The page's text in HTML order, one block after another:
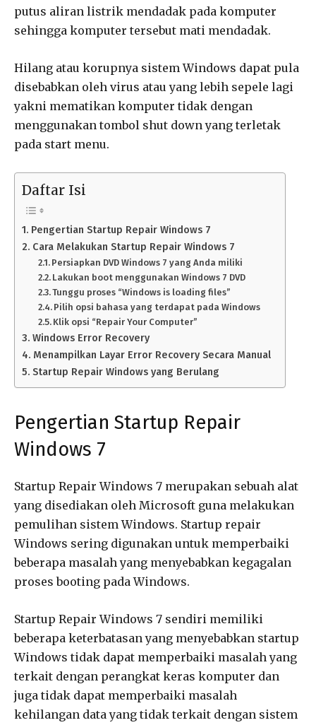
putus aliran listrik mendadak pada komputer
sehingga komputer tersebut mati mendadak.
Hilang atau korupnya sistem Windows dapat pula
disebabkan oleh virus atau yang lebih sepele lagi
yakni mematikan komputer tidak dengan
menggunakan tombol shut down yang terletak
pada start menu.
Daftar Isi
Pengertian Startup Repair Windows 7
Cara Melakukan Startup Repair Windows 7
Persiapkan DVD Windows 7 yang Anda miliki
Lakukan boot menggunakan Windows 7 DVD
Tunggu proses “Windows is loading files”
Pilih opsi bahasa yang terdapat pada Windows
Klik opsi “Repair Your Computer”
Windows Error Recovery
Menampilkan Layar Error Recovery Secara Manual
Startup Repair Windows yang Berulang
Pengertian Startup Repair
Windows 7
Startup Repair Windows 7 merupakan sebuah alat
yang disediakan oleh Microsoft guna melakukan
pemulihan sistem Windows. Startup repair
Windows sering digunakan untuk memperbaiki
beberapa masalah yang menyebabkan kegagalan
proses booting pada Windows.
Startup Repair Windows 7 sendiri memiliki
beberapa keterbatasan yang menyebabkan startup
Windows tidak dapat memperbaiki masalah yang
terkait dengan perangkat keras komputer dan
juga tidak dapat memperbaiki masalah
kehilangan data yang tidak terkait dengan sistem